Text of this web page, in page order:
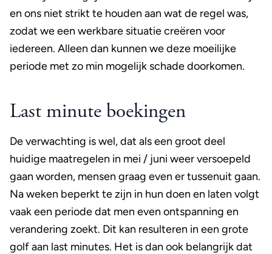
en ons niet strikt te houden aan wat de regel was,
zodat we een werkbare situatie creëren voor
iedereen. Alleen dan kunnen we deze moeilijke
periode met zo min mogelijk schade doorkomen.
Last minute boekingen
De verwachting is wel, dat als een groot deel
huidige maatregelen in mei / juni weer versoepeld
gaan worden, mensen graag even er tussenuit gaan.
Na weken beperkt te zijn in hun doen en laten volgt
vaak een periode dat men even ontspanning en
verandering zoekt. Dit kan resulteren in een grote
golf aan last minutes. Het is dan ook belangrijk dat